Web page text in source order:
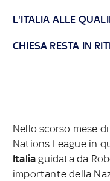
L'ITALIA ALLE
CHIESA RESTA IN
Nello scorso mese
Nations League in
Italia guidata da
importante della